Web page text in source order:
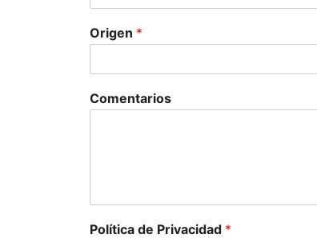
Origen *
Comentarios
Política de Privacidad *